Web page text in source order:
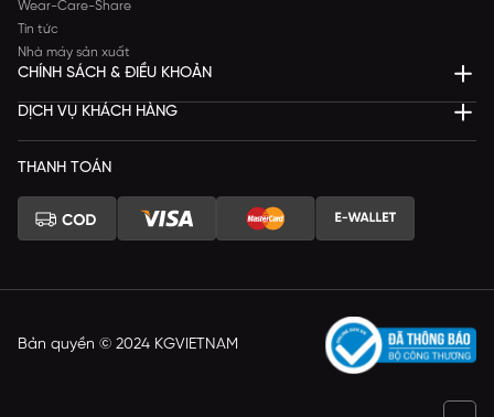
Wear-Care-Share
Tin tức
Nhà máy sản xuất
CHÍNH SÁCH & ĐIỀU KHOẢN
DỊCH VỤ KHÁCH HÀNG
THANH TOÁN
Bản quyền © 2024 KGVIETNAM